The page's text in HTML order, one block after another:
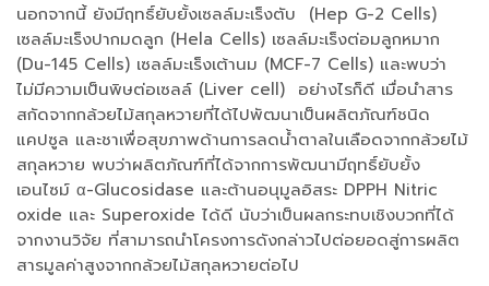
นอกจากนี้ ยังมีฤทธิ์ยับยั้งเซลล์มะเร็งตับ (Hep G-2 Cells)
เซลล์มะเร็งปากมดลูก (Hela Cells) เซลล์มะเร็งต่อมลูกหมาก
(Du-145 Cells) เซลล์มะเร็งเต้านม (MCF-7 Cells) และพบว่า
ไม่มีความเป็นพิษต่อเซลล์ (Liver cell) อย่างไรก็ดี เมื่อนำสาร
สกัดจากกล้วยไม้สกุลหวายที่ได้ไปพัฒนาเป็นผลิตภัณฑ์ชนิด
แคปซูล และชาเพื่อสุขภาพด้านการลดน้ำตาลในเลือดจากกล้วยไม้
สกุลหวาย พบว่าผลิตภัณฑ์ที่ได้จากการพัฒนามีฤทธิ์ยับยั้ง
เอนไซม์ α-Glucosidase และต้านอนุมูลอิสระ DPPH Nitric
oxide และ Superoxide ได้ดี นับว่าเป็นผลกระทบเชิงบวกที่ได้
จากงานวิจัย ที่สามารถนำโครงการดังกล่าวไปต่อยอดสู่การผลิต
สารมูลค่าสูงจากกล้วยไม้สกุลหวายต่อไป